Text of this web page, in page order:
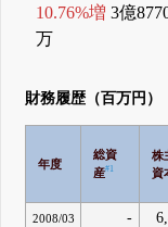
10.76%増 3億
万
財務履歴（百万円）
年度
総資
産#1
株
資
2008/03 -